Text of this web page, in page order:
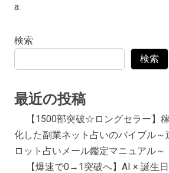
a:
検索
検索
最近の投稿
【1500部突破☆ロングセラー】
化した副業ネット占いのバイブル～
ロット占いメール鑑定マニュアル～
【爆速で0→1突破へ】AI × 誕生